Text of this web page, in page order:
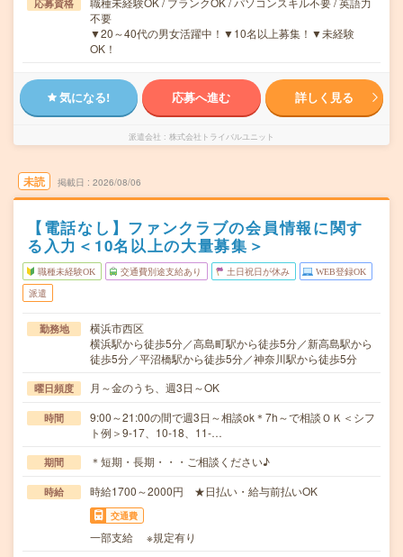
応募資格
不要
▼20～40代の男女活躍中！▼10名以上募集！▼未経験
OK！
気になる! 応募へ進む 詳しく見る
派遣会社 株式会社トライバルユニット
未読 掲載日 2026/08/06
【電話なし】ファンクラブの会員情報に関す
る入力＜10名以上の大量募集＞
職種未経験OK 交通費別途支給あり 土日祝日が休み WEB登録OK
派遣
勤務地
横浜市西区
横浜駅から徒歩5分／高島町駅から徒歩5分／新高島駅から
徒歩5分／平沼橋駅から徒歩5分／神奈川駅から徒歩5分
曜日頻度 月～金のうち、週3日～OK
時間
9:00～21:00の間で週3日～相談ok＊7h～で相談ＯＫ＜シフ
ト例＞9-17、10-18、11-…
期間 ＊短期・長期・・・ご相談ください♪
時給 時給1700～2000円 ★日払い・給与前払いOK
交通費
一部支給 ※規定有り